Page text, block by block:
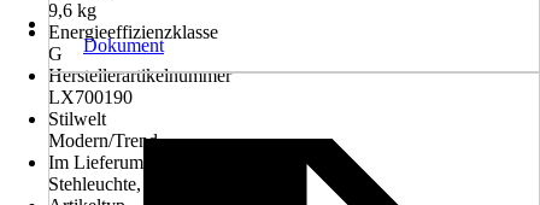
9,6 kg
Energieeffizienzklasse
G
Herstellerartikelnummer
LX700190
Stilwelt
Modern/Trend
Im Lieferumfang enthalten
Stehleuchte, Bedienungsanleitung
Dokument